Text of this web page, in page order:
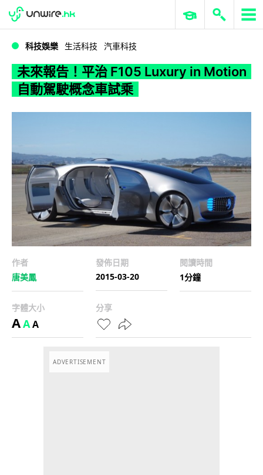
WWDC 2026 ERP 與商業 AI
科技娛樂 生活科技 汽車科技
未來報告！平治 F105 Luxury in Motion
自動駕駛概念車試乘
作者
唐美鳳
發佈日期
2015-03-20
閱讀時間
1分鐘
字體大小
AAA
分享
ADVERTISEMENT